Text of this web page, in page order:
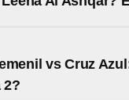
vs Cruz
2?